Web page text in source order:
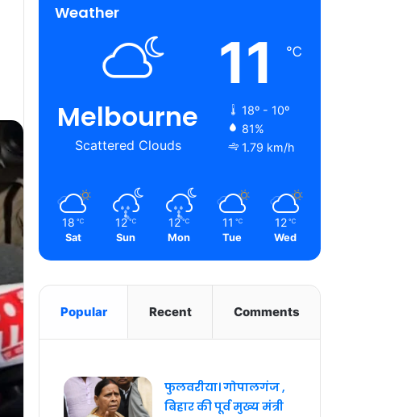
Weather
Melbourne
Scattered Clouds
11 ℃
18º - 10º
81%
1.79 km/h
18 ℃
Sat
12 ℃
Sun
12 ℃
Mon
11 ℃
Tue
12 ℃
Wed
Popular Recent Comments
फुलवरीया। गोपालगंज ,
बिहार की पूर्व मुख्य मंत्री